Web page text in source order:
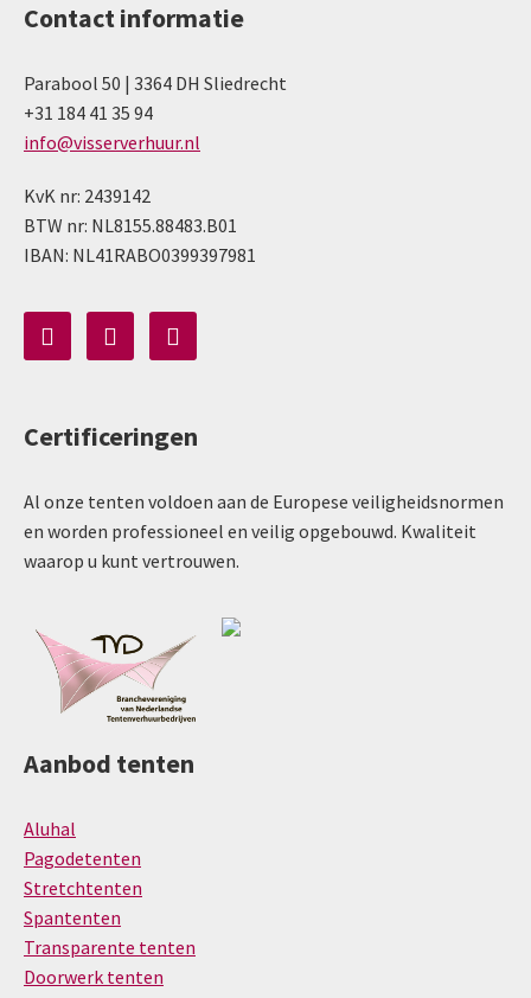
Contact informatie
Parabool 50 | 3364 DH Sliedrecht
+31 184 41 35 94
info@visserverhuur.nl
KvK nr: 2439142
BTW nr: NL8155.88483.B01
IBAN: NL41RABO0399397981
Certificeringen
Al onze tenten voldoen aan de Europese veiligheidsnormen
en worden professioneel en veilig opgebouwd. Kwaliteit
waarop u kunt vertrouwen.
Aanbod tenten
Aluhal
Pagodetenten
Stretchtenten
Spantenten
Transparente tenten
Doorwerk tenten